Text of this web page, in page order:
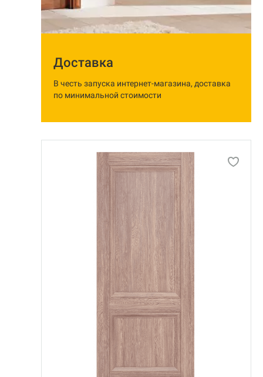
Доставка
В честь запуска интернет-магазина, доставка
по минимальной стоимости